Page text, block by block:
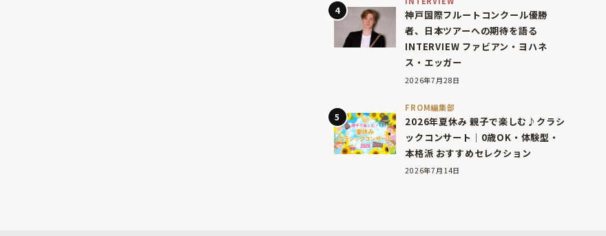
神戸国際フルートコンクール優勝
者、日本ツアーへの期待を語る
INTERVIEW ファビアン・ヨハネ
ス・エッガー
2026年7月28日
FROM編集部
2026年夏休み 親子で楽しむ♪クラシ
ックコンサート｜0歳OK・体験型・
本格派 おすすめセレクション
2026年7月14日